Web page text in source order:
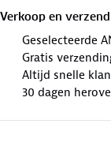
Verkoop en
Geselecteerde
Gratis
Altijd snelle
30 dagen